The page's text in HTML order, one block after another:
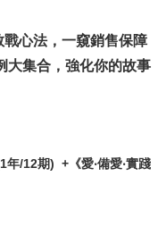
心法，一窺銷售保障
大集合，強化你的故事
年/12期) +《愛‧備愛‧實踐